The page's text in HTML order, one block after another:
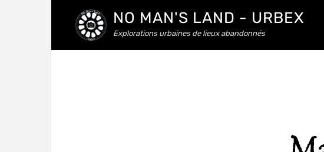
NO MAN'S LAND - URBEX
Explorations urbaines de lieux abandonnés